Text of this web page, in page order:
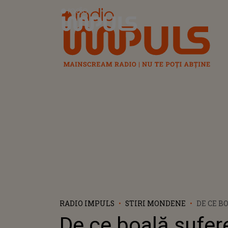
Radio Impuls
RADIO IMPULS STIRI MONDENE
DE CE
TRUPEI